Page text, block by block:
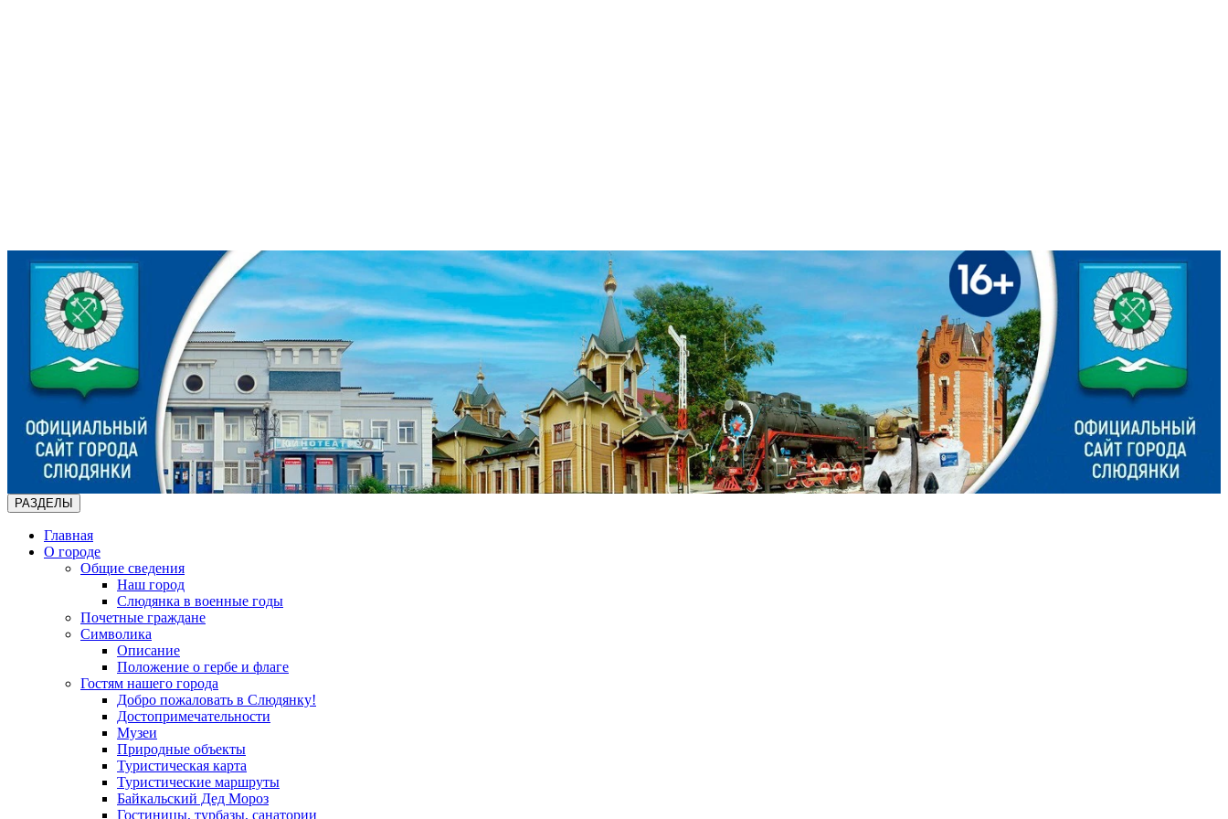
РАЗДЕЛЫ
Главная
О городе
Общие сведения
Наш город
Слюдянка в военные годы
Почетные граждане
Символика
Описание
Положение о гербе и флаге
Гостям нашего города
Добро пожаловать в Слюдянку!
Достопримечательности
Музеи
Природные объекты
Туристическая карта
Туристические маршруты
Байкальский Дед Мороз
Гостиницы, турбазы, санатории